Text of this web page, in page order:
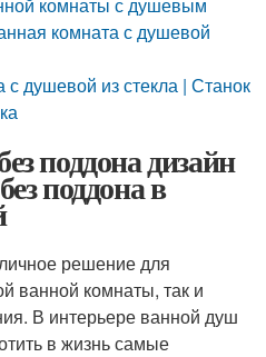
комната с душевой
душевой из стекла | Станок
поддона дизайн
поддона в
решение для
ванной комнаты, так и
В интерьере ванной душ
в жизнь самые